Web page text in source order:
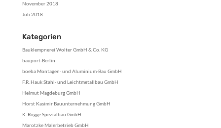
November 2018
Juli 2018
Kategorien
Bauklempnerei Wolter GmbH & Co. KG
bauport-Berlin
boeba Montagen- und Aluminium-Bau GmbH
F.R. Hauk Stahl- und Leichtmetallbau GmbH
Helmut Magdeburg GmbH
Horst Kasimir Bauunternehmung GmbH
K. Rogge Spezialbau GmbH
Marotzke Malerbetrieb GmbH